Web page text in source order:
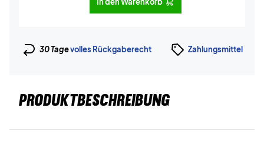
30 Tagevolles Rückgaberecht Zahlungsmittel
PRODUKTBESCHREIBUNG